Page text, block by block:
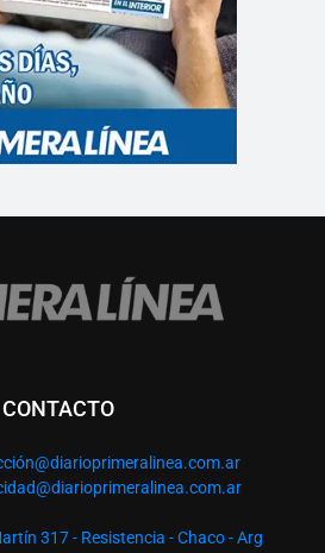
CONTACTO
n@diarioprimeralinea.com.ar
317 - Resistencia - Chaco - Arg